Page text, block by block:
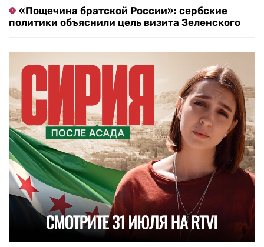
«Пощечина братской России»: сербские
политики объяснили цель визита Зеленского